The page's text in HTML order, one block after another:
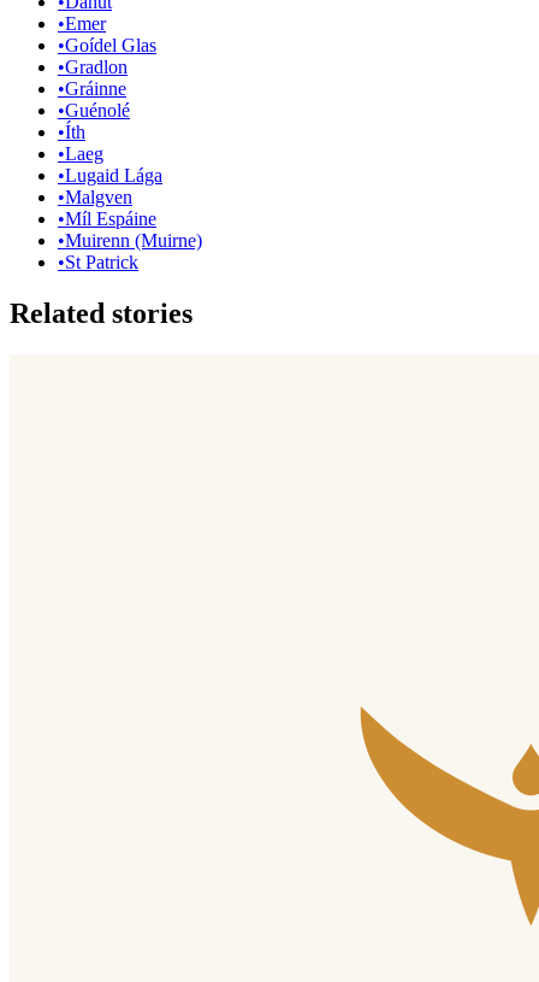
•Emer
•Goídel Glas
•Gradlon
•Gráinne
•Guénolé
•Íth
•Laeg
•Lugaid Lága
•Malgven
•Míl Espáine
•Muirenn (Muirne)
•St Patrick
Related stories